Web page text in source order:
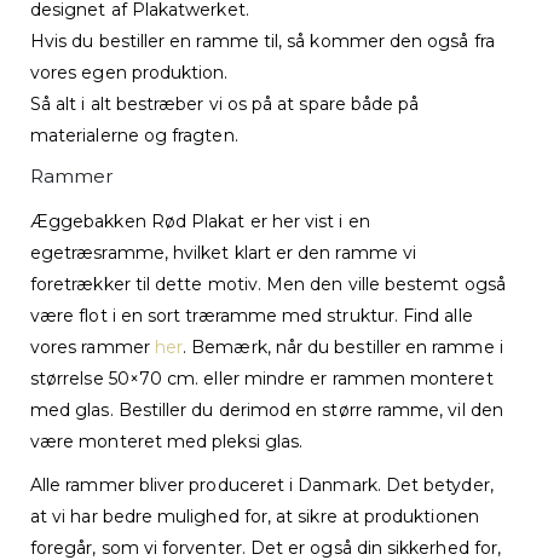
designet af Plakatwerket.
Hvis du bestiller en ramme til, så kommer den også fra
vores egen produktion.
Så alt i alt bestræber vi os på at spare både på
materialerne og fragten.
Rammer
Æggebakken Rød Plakat er her vist i en
egetræsramme, hvilket klart er den ramme vi
foretrækker til dette motiv. Men den ville bestemt også
være flot i en sort træramme med struktur. Find alle
vores rammer her. Bemærk, når du bestiller en ramme i
størrelse 50×70 cm. eller mindre er rammen monteret
med glas. Bestiller du derimod en større ramme, vil den
være monteret med pleksi glas.
Alle rammer bliver produceret i Danmark. Det betyder,
at vi har bedre mulighed for, at sikre at produktionen
foregår, som vi forventer. Det er også din sikkerhed for,